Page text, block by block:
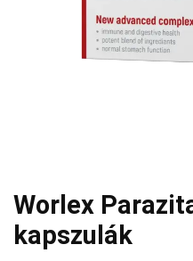
Worlex
kapszulák